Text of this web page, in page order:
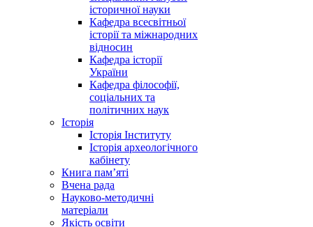
історичної науки
Кафедра всесвітньої
історії та міжнародних
відносин
Кафедра історії
України
Кафедра філософії,
соціальних та
політичних наук
Історія
Історія Інституту
Історія археологічного
кабінету
Книга памʼяті
Вчена рада
Науково-методичні
матеріали
Якість освіти